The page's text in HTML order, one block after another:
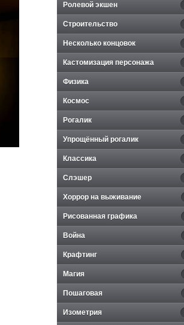
Ролевой экшен
Строительство
Несколько концовок
Кастомизация персонажа
Физика
Космос
Рогалик
Упрощённый рогалик
Классика
Слэшер
Хоррор на выживание
Рисованная графика
Война
Крафтинг
Магия
Пошаговая
Изометрия